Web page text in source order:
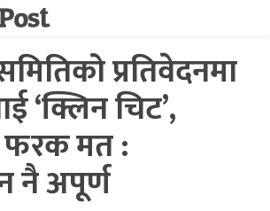
प्रतिवेदनमा
‘क्लिन चिट’,
मत :
नै अपूर्ण